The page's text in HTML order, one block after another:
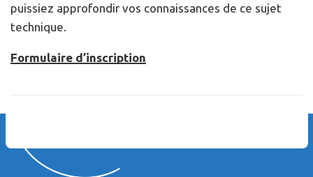
puissiez approfondir vos connaissances de ce sujet
technique.
Formulaire d’inscription